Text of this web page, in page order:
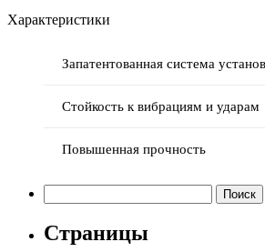
Характеристики
Запатентованная система
Стойкость к вибрациям и ударам
Повышенная прочность
Страницы